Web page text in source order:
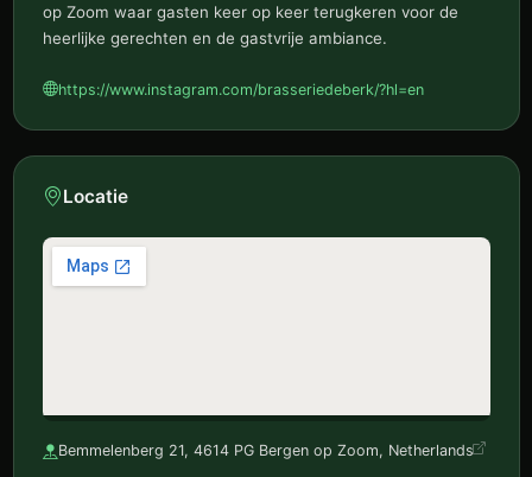
op Zoom waar gasten keer op keer terugkeren voor de
heerlijke gerechten en de gastvrije ambiance.
https://www.instagram.com/brasseriedeberk/?hl=en
Locatie
Bemmelenberg 21, 4614 PG Bergen op Zoom, Netherlands